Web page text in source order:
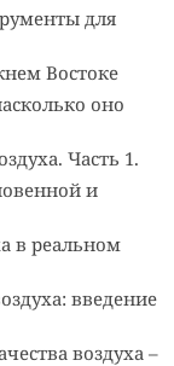
для
Востоке
оно
Часть 1.
и
в реальном
введение
воздуха –